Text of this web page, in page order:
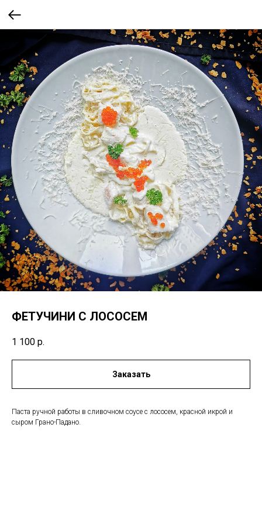
ФЕТУЧИНИ С ЛОСОСЕМ
1 100 р.
Заказать
Паста ручной работы в сливочном соусе с лососем, красной икрой и
сыром Грано-Падано.